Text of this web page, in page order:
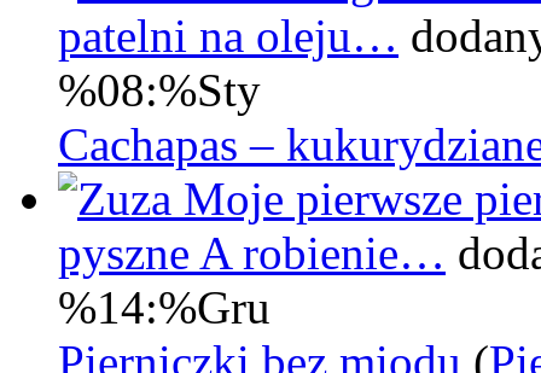
patelni na oleju…
%08:%Sty
Cachapas –
Moje pierwsze
pyszne A robienie…
%14:%Gru
Pierniczki bez miodu (